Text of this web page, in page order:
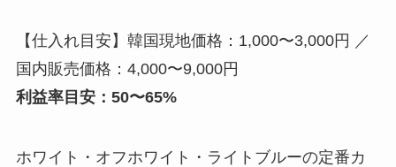
【仕入れ目安】韓国現地価格：1,000〜3,000円 ／
国内販売価格：4,000〜9,000円
利益率目安：50〜65%
ホワイト・オフホワイト・ライトブルーの定番カ